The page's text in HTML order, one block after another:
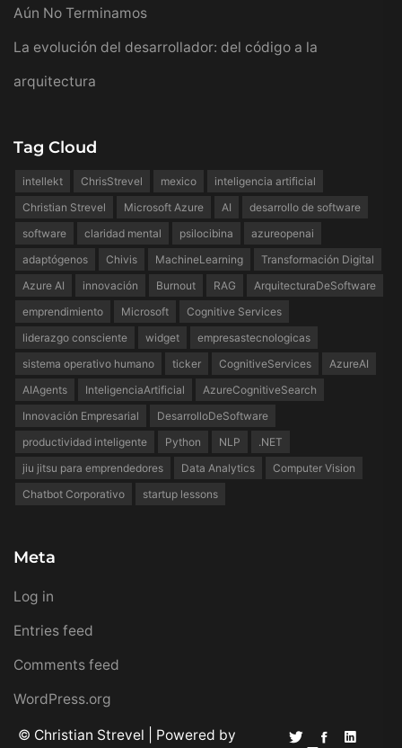
Aún No Terminamos
La evolución del desarrollador: del código a la
arquitectura
Tag Cloud
intellekt ChrisStrevel mexico
inteligencia artificial
Christian Strevel
Microsoft Azure AI
desarrollo de software
software
claridad mental psilocibina
azureopenai
adaptógenos
Chivis MachineLearning
Transformación Digital
Azure AI
innovación Burnout RAG
ArquitecturaDeSoftware
emprendimiento
Microsoft
Cognitive Services
liderazgo consciente
widget
empresastecnologicas
sistema operativo humano
ticker CognitiveServices
AzureAI
AIAgents
InteligenciaArtificial
AzureCognitiveSearch
Innovación Empresarial
DesarrolloDeSoftware
productividad inteligente
Python NLP
.NET
jiu jitsu para emprendedores
Data Analytics
Computer Vision
Chatbot Corporativo
startup lessons
Meta
Log in
Entries feed
Comments feed
WordPress.org
© Christian Strevel | Powered by